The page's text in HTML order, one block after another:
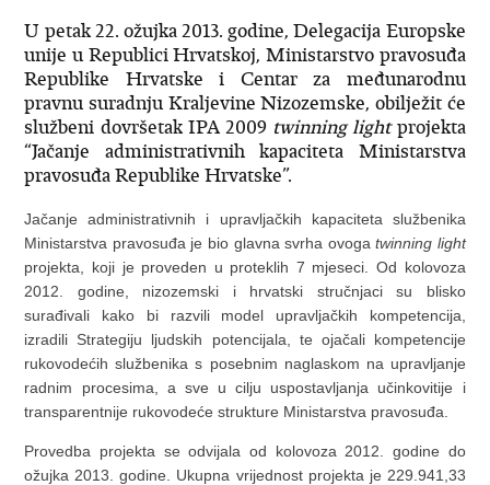
U petak 22. ožujka 2013. godine, Delegacija Europske
unije u Republici Hrvatskoj, Ministarstvo pravosuđa
Republike Hrvatske i Centar za međunarodnu
pravnu suradnju Kraljevine Nizozemske, obilježit će
službeni dovršetak IPA 2009 twinning lightprojekta
“Jačanje administrativnih kapaciteta Ministarstva
pravosuđa Republike Hrvatske”.
Jačanje administrativnih i upravljačkih kapaciteta službenika
Ministarstva pravosuđa je bio glavna svrha ovogatwinning light
projekta, koji je proveden u proteklih 7 mjeseci. Od kolovoza
2012. godine, nizozemski i hrvatski stručnjaci su blisko
surađivali kako bi razvili model upravljačkih kompetencija,
izradili Strategiju ljudskih potencijala, te ojačali kompetencije
rukovodećih službenika s posebnim naglaskom na upravljanje
radnim procesima, a sve u cilju uspostavljanja učinkovitije i
transparentnije rukovodeće strukture Ministarstva pravosuđa.
Provedba projekta se odvijala od kolovoza 2012. godine do
ožujka 2013. godine. Ukupna vrijednost projekta je 229.941,33